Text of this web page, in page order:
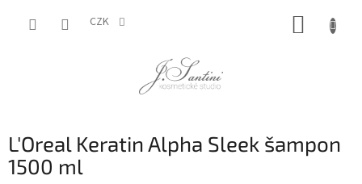
CZK
L'Oreal Keratin Alpha Sleek šampon
1500 ml